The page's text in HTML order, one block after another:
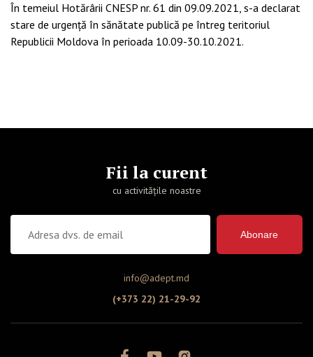
În temeiul Hotărârii CNESP nr. 61 din 09.09.2021, s-a declarat
stare de urgență în sănătate publică pe întreg teritoriul
Republicii Moldova în perioada 10.09-30.10.2021.
Fii la curent
cu activitățile noastre
Abonare
info@adept.md
(+373 22) 21-29-92